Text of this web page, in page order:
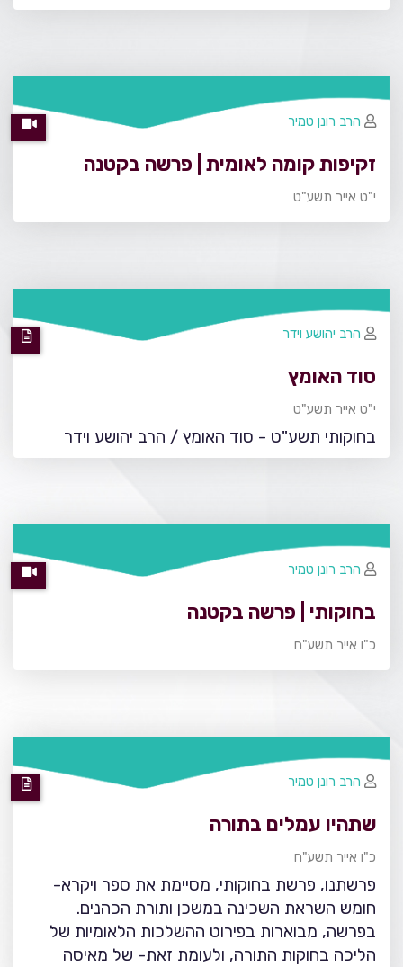
זקיפות קומה לאומית | פרשה בקטנה
י"ט אייר תשע"ט
הרב רונן טמיר
סוד האומץ
י"ט אייר תשע"ט
בחוקותי תשע"ט - סוד האומץ / הרב יהושע וידר
הרב יהושע וידר
בחוקותי | פרשה בקטנה
כ"ו אייר תשע"ח
הרב רונן טמיר
שתהיו עמלים בתורה
כ"ו אייר תשע"ח
פרשתנו, פרשת בחוקותי, מסיימת את ספר ויקרא-
חומש השראת השכינה במשכן ותורת הכהנים.
בפרשה, מבוארות בפירוט ההשלכות הלאומיות של
הליכה בחוקות התורה, ולעומת זאת- של מאיסה
הרב רונן טמיר